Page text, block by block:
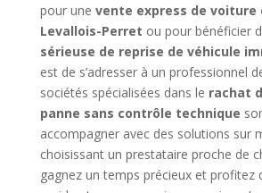
pour une vente express de voiture
Levallois-Perret ou pour bénéficier
sérieuse de reprise de véhicule
est de s’adresser à un professionnel
sociétés spécialisées dans le rachat
panne sans contrôle technique
accompagner avec des solutions sur
choisissant un prestataire proche de
gagnez un temps précieux et profitez